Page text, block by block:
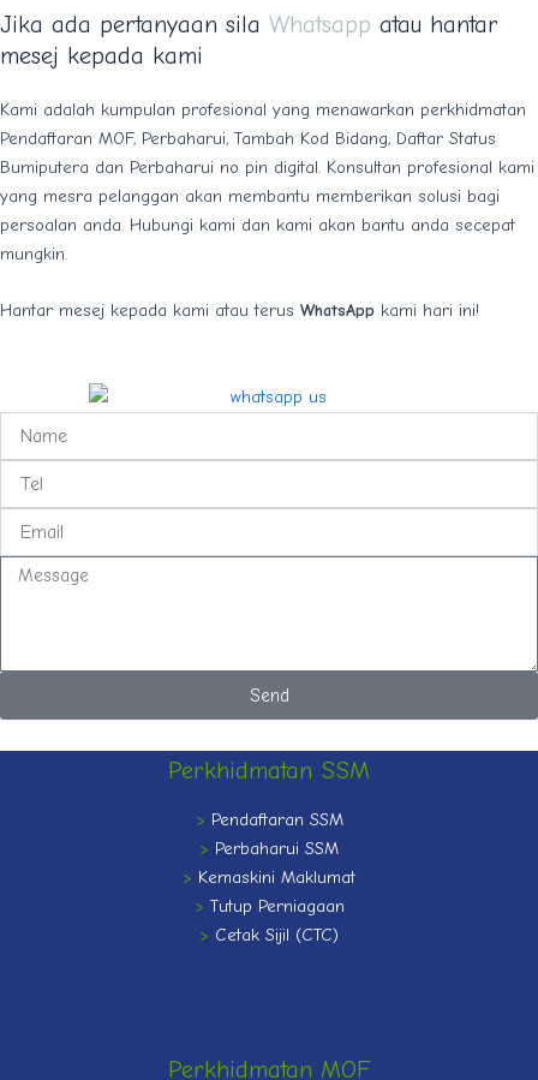
Jika ada pertanyaan sila Whatsapp atau hantar
mesej kepada kami
Kami adalah kumpulan profesional yang menawarkan perkhidmatan
Pendaftaran MOF, Perbaharui, Tambah Kod Bidang, Daftar Status
Bumiputera dan Perbaharui no pin digital. Konsultan profesional kami
yang mesra pelanggan akan membantu memberikan solusi bagi
persoalan anda. Hubungi kami dan kami akan bantu anda secepat
mungkin.
Hantar mesej kepada kami atau terus WhatsApp kami hari ini!
Send
Perkhidmatan SSM
> Pendaftaran SSM
> Perbaharui SSM
> Kemaskini Maklumat
> Tutup Perniagaan
> Cetak Sijil (CTC)
Perkhidmatan MOF